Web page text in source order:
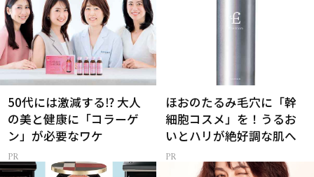
50代には激減する⁉ 大人
の美と健康に「コラーゲ
ン」が必要なワケ
ほおのたるみ毛穴に「幹
細胞コスメ」を！うるお
いとハリが絶好調な肌へ